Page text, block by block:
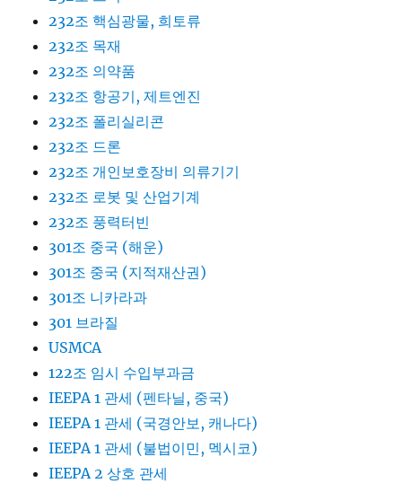
232조 핵심광물, 희토류
232조 목재
232조 의약품
232조 항공기, 제트엔진
232조 폴리실리콘
232조 드론
232조 개인보호장비 의류기기
232조 로봇 및 산업기계
232조 풍력터빈
301조 중국 (해운)
301조 중국 (지적재산권)
301조 니카라과
301 브라질
USMCA
122조 임시 수입부과금
IEEPA 1 관세 (펜타닐, 중국)
IEEPA 1 관세 (국경안보, 캐나다)
IEEPA 1 관세 (불법이민, 멕시코)
IEEPA 2 상호 관세